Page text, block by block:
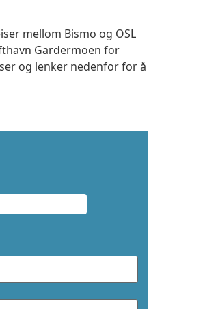
mellom Bismo og OSL
Gardermoen for
og lenker nedenfor for å